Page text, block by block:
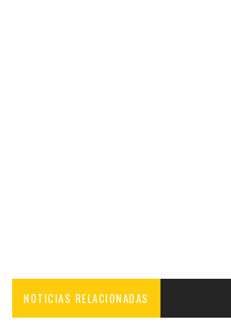
NOTICIAS RELACIONADAS